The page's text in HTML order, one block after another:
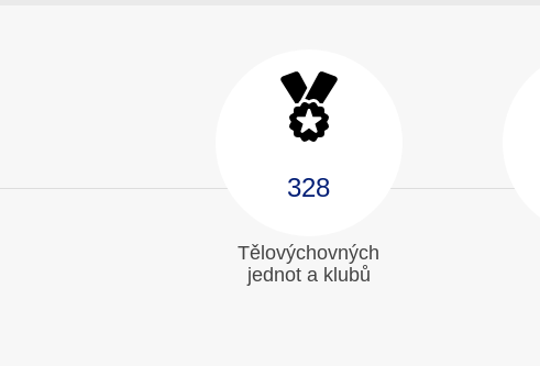
328
Tělovýchovných
jednot a klubů